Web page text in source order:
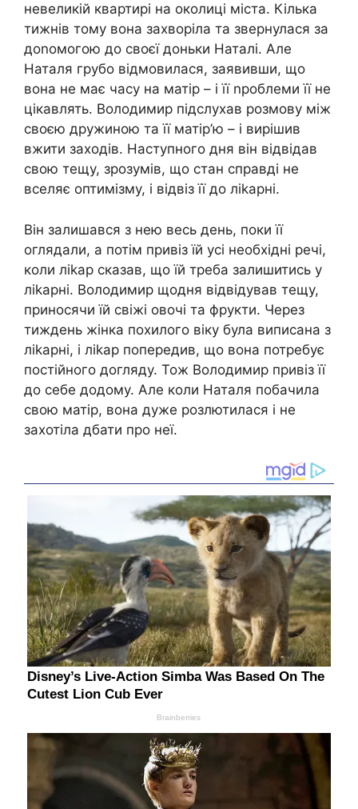
невеликій квартирі на околиці міста. Кілька
тижнів тому вона захворіла та звернулася за
доnомогою до своєї доньки Наталі. Але
Наталя грубо відмовилася, заявивши, що
вона не має часу на матір – і її nроблеми її не
цікавлять. Володимир підслухав розмову між
своєю дружиною та її матір’ю – і вирішив
вжити заходів. Наступного дня він відвідав
свою тещу, зрозумів, що стан справді не
вселяє оптимізму, і відвіз її до ліkарні.
Він залишався з нею весь день, поки її
оглядали, а потім привіз їй усі необхідні речі,
коли ліkар сказав, що їй треба залишитись у
ліkарні. Володимир щодня відвідував тещу,
приносячи їй свіжі овочі та фрукти. Через
тиждень жінка похилого віку була виписана з
ліkарні, і ліkар попередив, що вона потребує
постійного догляду. Тож Володимир привіз її
до себе додому. Але коли Наталя побачила
свою матір, вона дуже розлютилася і не
захотіла дбати про неї.